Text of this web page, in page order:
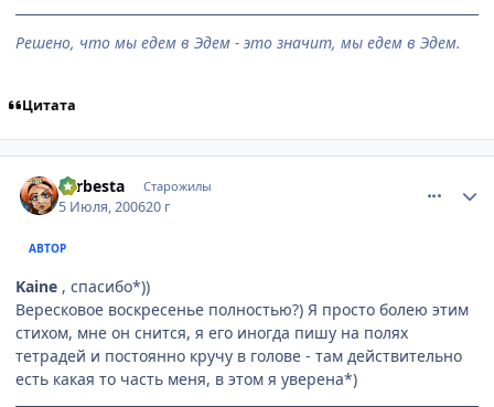
Решено, что мы едем в Эдем - это значит, мы едем в Эдем.
Цитата
Larbesta Старожилы
5 Июля, 200620 г
АВТОР
Kaine , спасибо*))
Вересковое воскресенье полностью?) Я просто болею этим
стихом, мне он снится, я его иногда пишу на полях
тетрадей и постоянно кручу в голове - там действительно
есть какая то часть меня, в этом я уверена*)